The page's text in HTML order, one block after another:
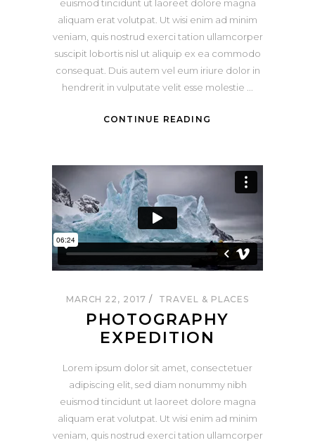
euismod tincidunt ut laoreet dolore magna
aliquam erat volutpat. Ut wisi enim ad minim
veniam, quis nostrud exerci tation ullamcorper
suscipit lobortis nisl ut aliquip ex ea commodo
consequat. Duis autem vel eum iriure dolor in
hendrerit in vulputate velit esse molestie
CONTINUE READING
MARCH 22, 2017 TRAVEL & PLACES
PHOTOGRAPHY
EXPEDITION
Lorem ipsum dolor sit amet, consectetuer
adipiscing elit, sed diam nonummy nibh
euismod tincidunt ut laoreet dolore magna
aliquam erat volutpat. Ut wisi enim ad minim
veniam, quis nostrud exerci tation ullamcorper